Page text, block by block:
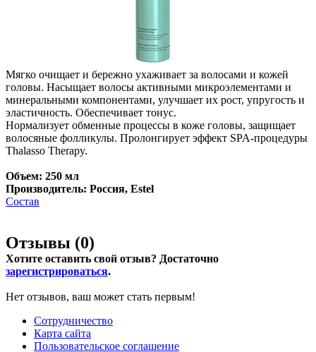
Мягко очищает и бережно ухаживает за волосами и кожей
головы. Насыщает волосы активными микроэлементами и
минеральными компонентами, улучшает их рост, упругость и
эластичность. Обеспечивает тонус.
Нормализует обменные процессы в коже головы, защищает
волосяные фолликулы. Пролонгирует эффект SPA-процедуры
Thalasso Therapy.
Объем: 250 мл
Производитель: Россия, Estel
Состав
Отзывы (0)
Хотите оставить свой отзыв? Достаточно
зарегистрироваться.
Нет отзывов, ваш может стать первым!
Сотрудничество
Карта сайта
Пользовательское соглашение